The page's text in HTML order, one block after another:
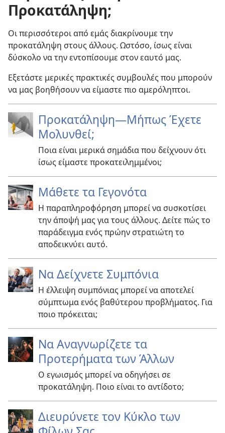
Προκατάληψη;
Οι περισσότεροι από εμάς διακρίνουμε την
προκατάληψη στους άλλους. Ωστόσο, ίσως είναι
δύσκολο να την εντοπίσουμε στον εαυτό μας.
Εξετάστε μερικές πρακτικές συμβουλές που μπορούν
να μας βοηθήσουν να είμαστε πιο αμερόληπτοι.
Προκατάληψη—Μήπως Έχετε
Μολυνθεί;
Ποια είναι μερικά σημάδια που δείχνουν ότι
ίσως είμαστε προκατειλημμένοι;
Μάθετε τα Γεγονότα
Η παραπληροφόρηση μπορεί να συσκοτίσει
την άποψή μας για τους άλλους. Δείτε πώς το
παράδειγμα ενός πρώην στρατιώτη το
αποδεικνύει αυτό.
Να Δείχνετε Συμπόνια
Η έλλειψη συμπόνιας μπορεί να αποτελεί
σύμπτωμα ενός βαθύτερου προβλήματος. Για
ποιο πρόκειται;
Να Αναγνωρίζετε τα
Προτερήματα των Άλλων
Ο εγωισμός μπορεί να οδηγήσει σε
προκατάληψη. Ποιο είναι το αντίδοτο;
Διευρύνετε τον Κύκλο των